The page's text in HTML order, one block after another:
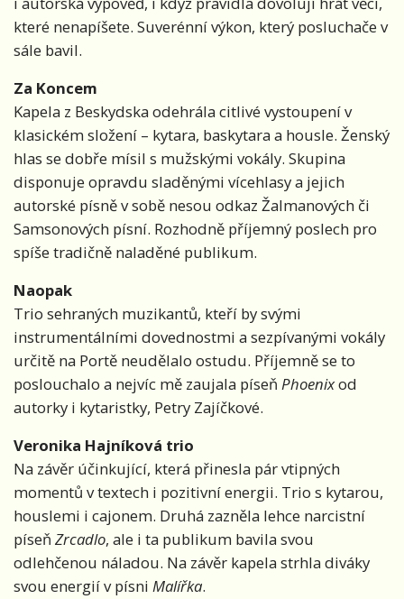
které nenapíšete. Suverénní výkon, který posluchače v
sále bavil.
Za Koncem
Kapela z Beskydska odehrála citlivé vystoupení v
klasickém složení – kytara, baskytara a housle. Ženský
hlas se dobře mísil s mužskými vokály. Skupina
disponuje opravdu sladěnými vícehlasy a jejich
autorské písně v sobě nesou odkaz Žalmanových či
Samsonových písní. Rozhodně příjemný poslech pro
spíše tradičně naladěné publikum.
Naopak
Trio sehraných muzikantů, kteří by svými
instrumentálními dovednostmi a sezpívanými vokály
určitě na Portě neudělalo ostudu. Příjemně se to
poslouchalo a nejvíc mě zaujala píseň Phoenixod
autorky i kytaristky, Petry Zajíčkové.
Veronika Hajníková trio
Na závěr účinkující, která přinesla pár vtipných
momentů v textech i pozitivní energii. Trio s kytarou,
houslemi i cajonem. Druhá zazněla lehce narcistní
píseň Zrcadlo, ale i ta publikum bavila svou
odlehčenou náladou. Na závěr kapela strhla diváky
svou energií v písni Malířka.